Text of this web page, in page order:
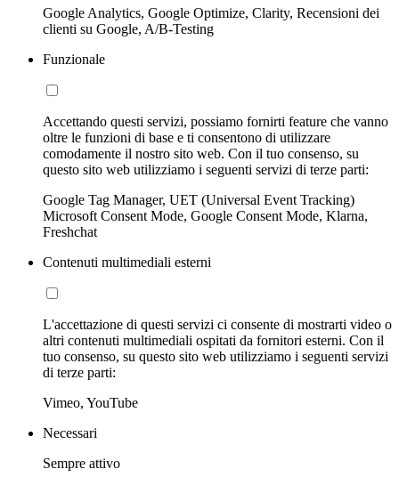
Google Analytics, Google Optimize, Clarity, Recensioni dei
clienti su Google, A/B-Testing
Funzionale
Accettando questi servizi, possiamo fornirti feature che vanno
oltre le funzioni di base e ti consentono di utilizzare
comodamente il nostro sito web. Con il tuo consenso, su
questo sito web utilizziamo i seguenti servizi di terze parti:
Google Tag Manager, UET (Universal Event Tracking)
Microsoft Consent Mode, Google Consent Mode, Klarna,
Freshchat
Contenuti multimediali esterni
L'accettazione di questi servizi ci consente di mostrarti video o
altri contenuti multimediali ospitati da fornitori esterni. Con il
tuo consenso, su questo sito web utilizziamo i seguenti servizi
di terze parti:
Vimeo, YouTube
Necessari
Sempre attivo